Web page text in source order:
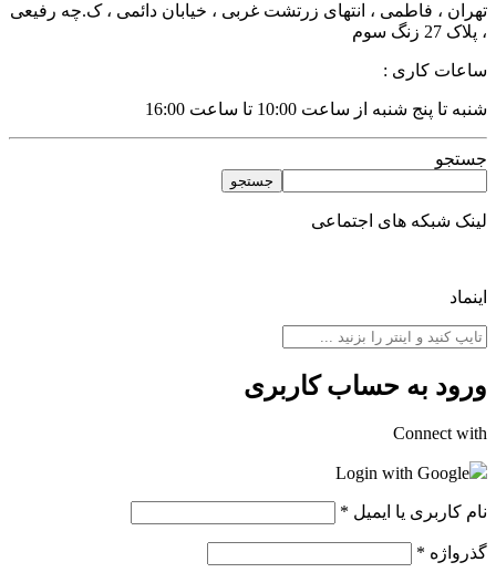
تهران ، فاطمی ، انتهای زرتشت غربی ، خیابان دائمی ، ک.چه رفیعی
، پلاک 27 زنگ سوم
ساعات کاری :
شنبه تا پنج شنبه از ساعت 10:00 تا ساعت 16:00
جستجو
جستجو
لینک شبکه های اجتماعی
اینماد
ورود به حساب کاربری
Connect with
Login with Google
نام کاربری یا ایمیل *
گذرواژه *